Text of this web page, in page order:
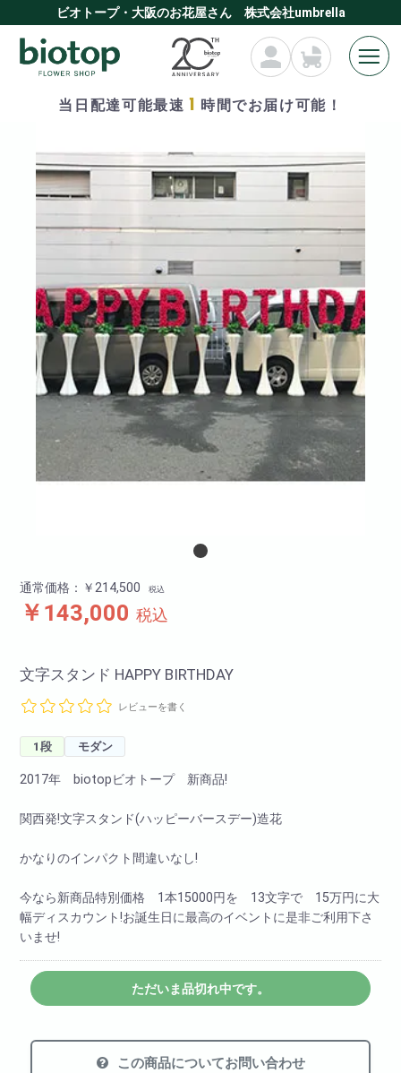
ビオトープ・大阪のお花屋さん 株式会社umbrella
当日配達可能最速 1 時間でお届け可能！
通常価格：￥214,500 税込
￥143,000 税込
文字スタンド HAPPY BIRTHDAY
レビューを書く
1段 モダン
2017年 biotopビオトープ 新商品!
関西発!文字スタンド(ハッピーバースデー)造花
かなりのインパクト間違いなし!
今なら新商品特別価格 1本15000円を 13文字で 15万円に大
幅ディスカウント!お誕生日に最高のイベントに是非ご利用下さ
いませ!
ただいま品切れ中です。
この商品についてお問い合わせ